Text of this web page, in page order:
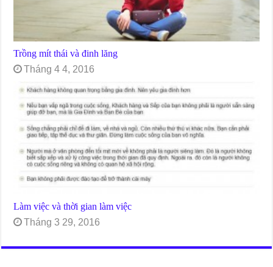
Trồng mít thái và đinh lăng
Tháng 4 4, 2016
Làm việc và thời gian làm việc
Tháng 3 29, 2016